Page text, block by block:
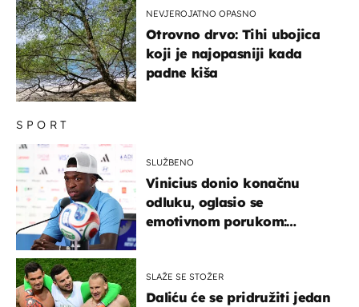
SPORT
SLUŽBENO
Vinicius donio konačnu
odluku, oglasio se
emotivnom porukom:
SLAŽE SE STOŽER
Daliću će se pridružiti jedan
NEVJEROJATNO OPASNO
Otrovno drvo: Tihi ubojica
koji je najopasniji kada
padne kiša